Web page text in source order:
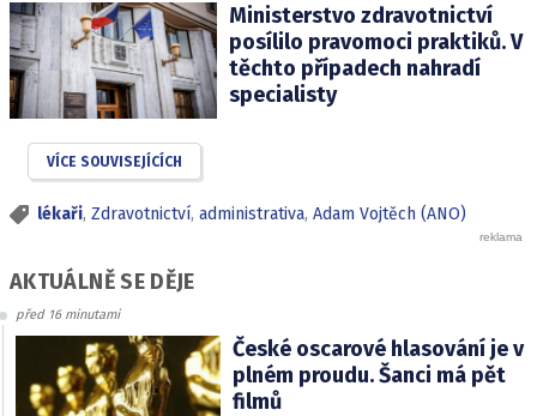
Ministerstvo zdravotnictví
posílilo pravomoci praktiků. V
těchto případech nahradí
specialisty
VÍCE SOUVISEJÍCÍCH
lékaři, Zdravotnictví, administrativa, Adam Vojtěch (ANO)
AKTUÁLNĚ SE DĚJE
před 16 minutami
České oscarové hlasování je v
plném proudu. Šanci má pět
filmů